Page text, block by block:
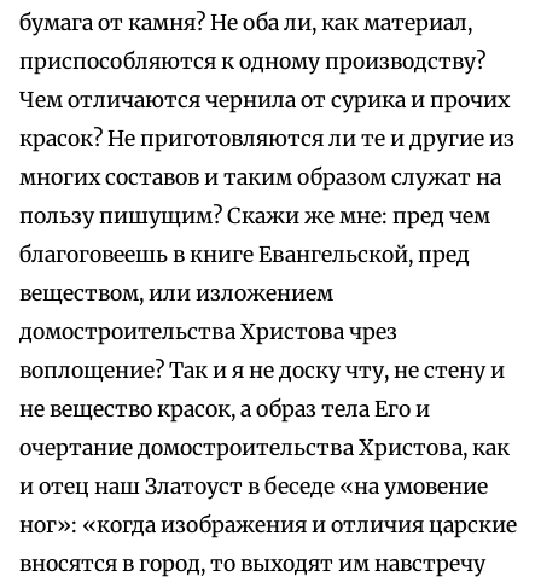
бумага от камня? Не оба ли, как материал,
приспособляются к одному производству?
Чем отличаются чернила от сурика и прочих
красок? Не приготовляются ли те и другие из
многих составов и таким образом служат на
пользу пишущим? Скажи же мне: пред чем
благоговеешь в книге Евангельской, пред
веществом, или изложением
домостроительства Христова чрез
воплощение? Так и я не доску чту, не стену и
не вещество красок, а образ тела Его и
очертание домостроительства Христова, как
и отец наш Златоуст в беседе «на умовение
ног»: «когда изображения и отличия царские
вносятся в город, то выходят им навстречу